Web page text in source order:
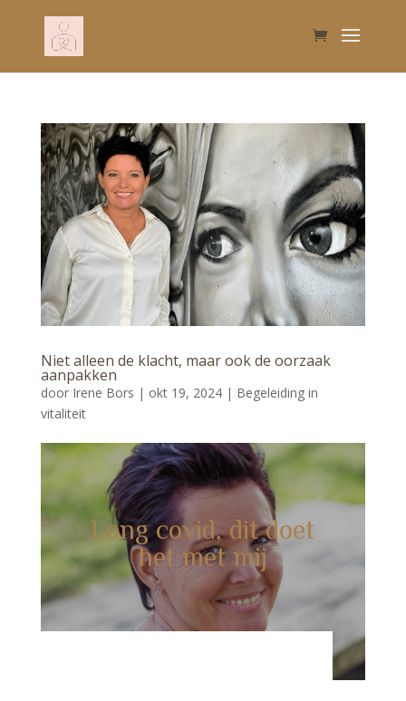
Niet alleen de klacht, maar ook de oorzaak
aanpakken
door Irene Bors | okt 19, 2024| Begeleiding in
vitaliteit
Long covid, dit doet
het met mij